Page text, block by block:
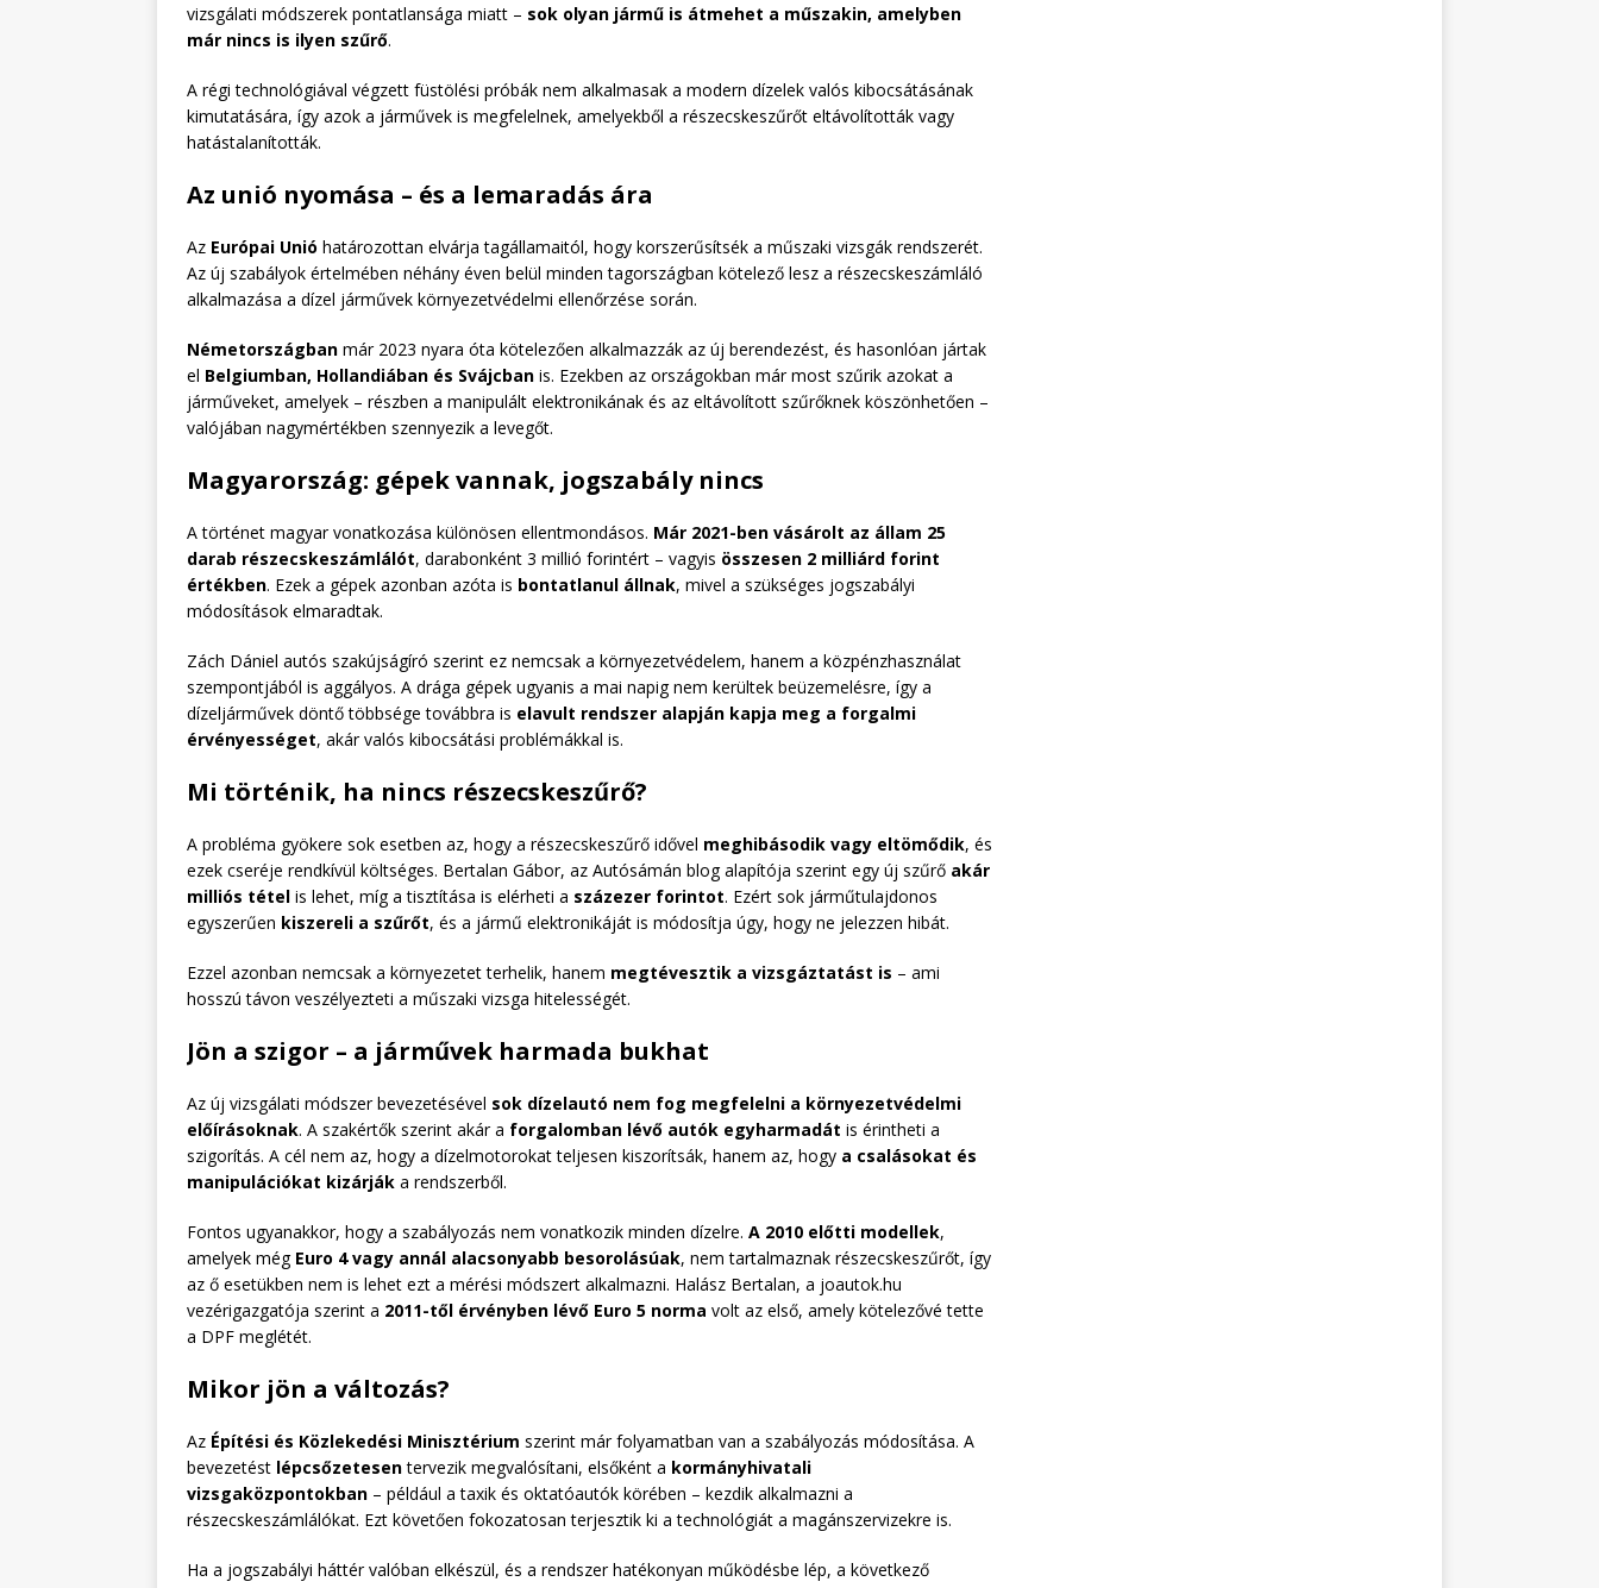
vizsgálati módszerek pontatlansága miatt – sok olyan jármű is átmehet a műszakin, amelyben
már nincs is ilyen szűrő.
A régi technológiával végzett füstölési próbák nem alkalmasak a modern dízelek valós kibocsátásának
kimutatására, így azok a járművek is megfelelnek, amelyekből a részecskeszűrőt eltávolították vagy
hatástalanították.
Az unió nyomása – és a lemaradás ára
Az Európai Unió határozottan elvárja tagállamaitól, hogy korszerűsítsék a műszaki vizsgák rendszerét.
Az új szabályok értelmében néhány éven belül minden tagországban kötelező lesz a részecskeszámláló
alkalmazása a dízel járművek környezetvédelmi ellenőrzése során.
Németországban már 2023 nyara óta kötelezően alkalmazzák az új berendezést, és hasonlóan jártak
el Belgiumban, Hollandiában és Svájcban is. Ezekben az országokban már most szűrik azokat a
járműveket, amelyek – részben a manipulált elektronikának és az eltávolított szűrőknek köszönhetően –
valójában nagymértékben szennyezik a levegőt.
Magyarország: gépek vannak, jogszabály nincs
A történet magyar vonatkozása különösen ellentmondásos. Már 2021-ben vásárolt az állam 25
darab részecskeszámlálót, darabonként 3 millió forintért – vagyis összesen 2 milliárd forint
értékben. Ezek a gépek azonban azóta is bontatlanul állnak, mivel a szükséges jogszabályi
módosítások elmaradtak.
Zách Dániel autós szakújságíró szerint ez nemcsak a környezetvédelem, hanem a közpénzhasználat
szempontjából is aggályos. A drága gépek ugyanis a mai napig nem kerültek beüzemelésre, így a
dízeljárművek döntő többsége továbbra is elavult rendszer alapján kapja meg a forgalmi
érvényességet, akár valós kibocsátási problémákkal is.
Mi történik, ha nincs részecskeszűrő?
A probléma gyökere sok esetben az, hogy a részecskeszűrő idővel meghibásodik vagy eltömődik, és
ezek cseréje rendkívül költséges. Bertalan Gábor, az Autósámán blog alapítója szerint egy új szűrő akár
milliós tétel is lehet, míg a tisztítása is elérheti a százezer forintot. Ezért sok járműtulajdonos
egyszerűen kiszereli a szűrőt, és a jármű elektronikáját is módosítja úgy, hogy ne jelezzen hibát.
Ezzel azonban nemcsak a környezetet terhelik, hanem megtévesztik a vizsgáztatást is – ami
hosszú távon veszélyezteti a műszaki vizsga hitelességét.
Jön a szigor – a járművek harmada bukhat
Az új vizsgálati módszer bevezetésével sok dízelautó nem fog megfelelni a környezetvédelmi
előírásoknak. A szakértők szerint akár a forgalomban lévő autók egyharmadát is érintheti a
szigorítás. A cél nem az, hogy a dízelmotorokat teljesen kiszorítsák, hanem az, hogy a csalásokat és
manipulációkat kizárják a rendszerből.
Fontos ugyanakkor, hogy a szabályozás nem vonatkozik minden dízelre. A 2010 előtti modellek,
amelyek még Euro 4 vagy annál alacsonyabb besorolásúak, nem tartalmaznak részecskeszűrőt, így
az ő esetükben nem is lehet ezt a mérési módszert alkalmazni. Halász Bertalan, a joautok.hu
vezérigazgatója szerint a 2011-től érvényben lévő Euro 5 norma volt az első, amely kötelezővé tette
a DPF meglétét.
Mikor jön a változás?
Az Építési és Közlekedési Minisztérium szerint már folyamatban van a szabályozás módosítása. A
bevezetést lépcsőzetesentervezik megvalósítani, elsőként a kormányhivatali
vizsgaközpontokban – például a taxik és oktatóautók körében – kezdik alkalmazni a
részecskeszámlálókat. Ezt követően fokozatosan terjesztik ki a technológiát a magánszervizekre is.
Ha a jogszabályi háttér valóban elkészül, és a rendszer hatékonyan működésbe lép, a következő